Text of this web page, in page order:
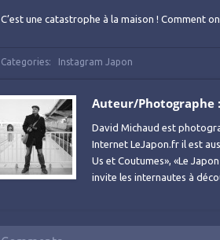
C’est une catastrophe à la maison ! Comment
Categories: Instagram Japon
Auteur/Photographe :
David Michaud est
Internet LeJapon.fr il est
Us et Coutumes», «Le
invite les internautes à